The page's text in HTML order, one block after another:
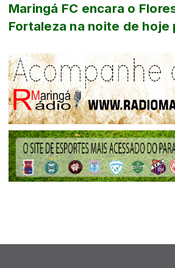
Maringá FC encara o
Fortaleza na noite de hoje